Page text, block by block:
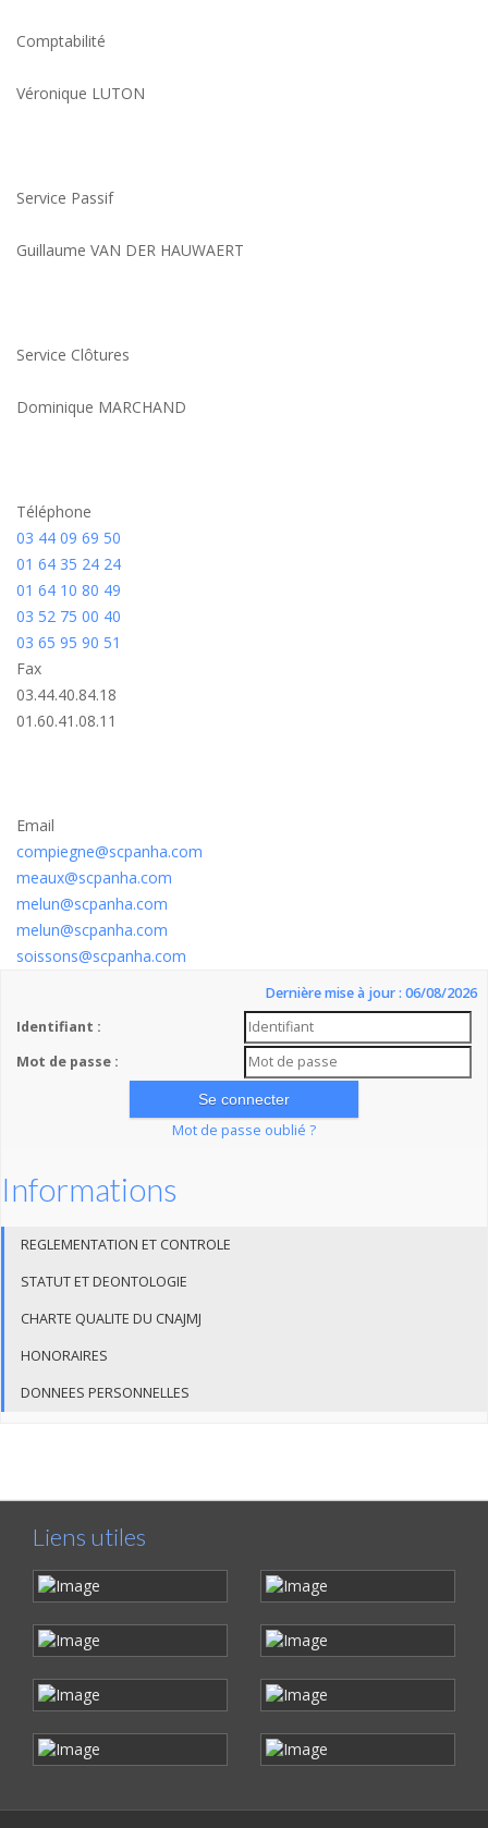
Comptabilité
Véronique LUTON
Service Passif
Guillaume VAN DER HAUWAERT
Service Clôtures
Dominique MARCHAND
Téléphone
03 44 09 69 50
01 64 35 24 24
01 64 10 80 49
03 52 75 00 40
03 65 95 90 51
Fax
03.44.40.84.18
01.60.41.08.11
Email
compiegne@scpanha.com
meaux@scpanha.com
melun@scpanha.com
melun@scpanha.com
soissons@scpanha.com
Dernière mise à jour : 06/08/2026
Identifiant :
Mot de passe :
Mot de passe oublié ?
Informations
REGLEMENTATION ET CONTROLE
STATUT ET DEONTOLOGIE
CHARTE QUALITE DU CNAJMJ
HONORAIRES
DONNEES PERSONNELLES
Liens utiles